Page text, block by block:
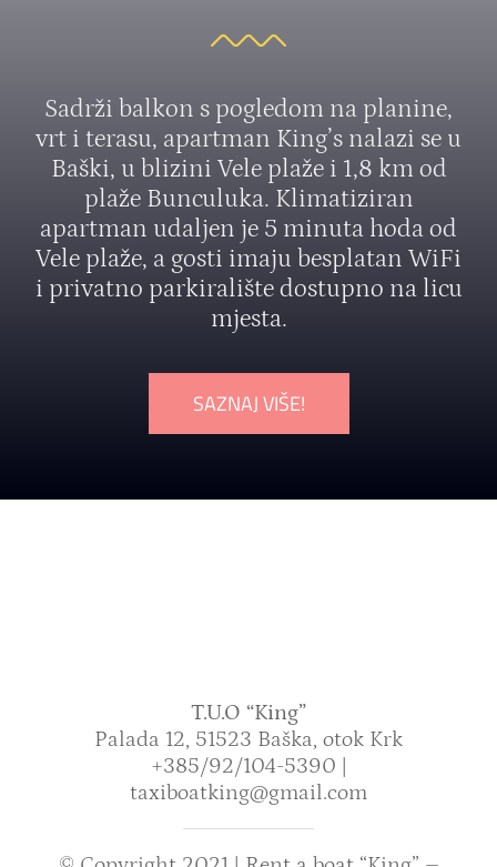
Sadrži balkon s pogledom na planine,
vrt i terasu, apartman King’s nalazi se u
Baški, u blizini Vele plaže i 1,8 km od
plaže Bunculuka. Klimatiziran
apartman udaljen je 5 minuta hoda od
Vele plaže, a gosti imaju besplatan WiFi
i privatno parkiralište dostupno na licu
mjesta.
SAZNAJ VIŠE!
T.U.O “King”
Palada 12, 51523 Baška, otok Krk
+385/92/104-5390 |
taxiboatking@gmail.com